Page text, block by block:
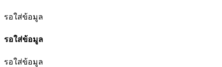
รอใส่ข้อมูล
รอใส่ข้อมูล
รอใส่ข้อมูล